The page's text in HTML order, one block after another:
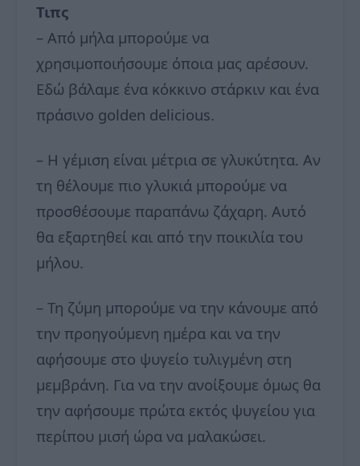
Τιπς
– Από μήλα μπορούμε να
χρησιμοποιήσουμε όποια μας αρέσουν.
Εδώ βάλαμε ένα κόκκινο στάρκιν και ένα
πράσινο golden delicious.
– Η γέμιση είναι μέτρια σε γλυκύτητα. Αν
τη θέλουμε πιο γλυκιά μπορούμε να
προσθέσουμε παραπάνω ζάχαρη. Αυτό
θα εξαρτηθεί και από την ποικιλία του
μήλου.
– Τη ζύμη μπορούμε να την κάνουμε από
την προηγούμενη ημέρα και να την
αφήσουμε στο ψυγείο τυλιγμένη στη
μεμβράνη. Για να την ανοίξουμε όμως θα
την αφήσουμε πρώτα εκτός ψυγείου για
περίπου μισή ώρα να μαλακώσει.